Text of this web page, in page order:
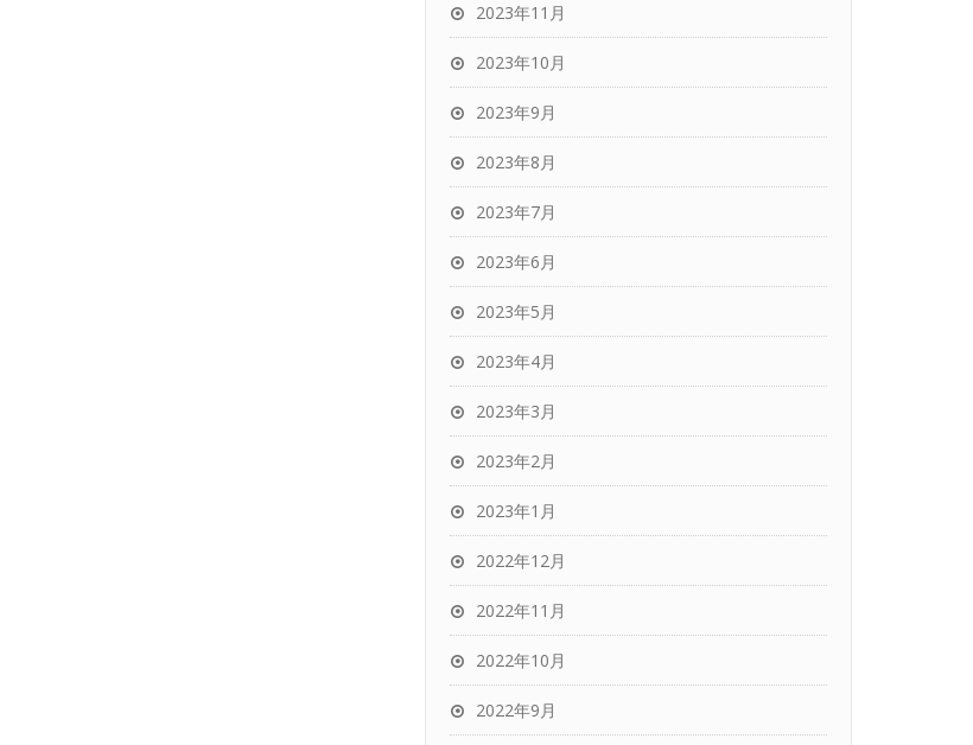
2023年11月
2023年10月
2023年9月
2023年8月
2023年7月
2023年6月
2023年5月
2023年4月
2023年3月
2023年2月
2023年1月
2022年12月
2022年11月
2022年10月
2022年9月